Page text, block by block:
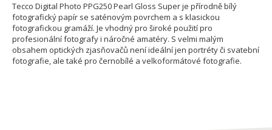
Tecco Digital Photo PPG250 Pearl Gloss Super je přírodně bílý
fotografický papír se saténovým povrchem a s klasickou
fotografickou gramáží. Je vhodný pro široké použití pro
profesionální fotografy i náročné amatéry. S velmi malým
obsahem optických zjasňovačů není ideální jen portréty či svatební
fotografie, ale také pro černobílé a velkoformátové fotografie.